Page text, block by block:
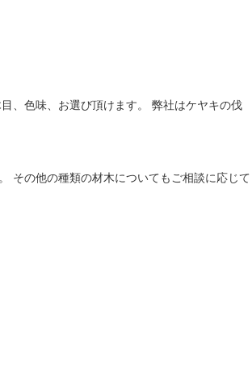
、色味、お選び頂けます。 弊社はケヤキの伐
その他の種類の材木についてもご相談に応じて